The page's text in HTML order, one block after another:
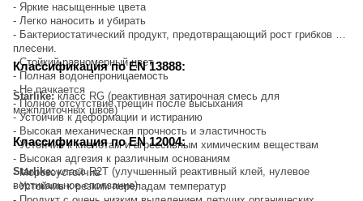
- Яркие насыщенные цвета
- Легко наносить и убирать
- Бактериостатический продукт, предотвращающий рост грибков и
плесени.
- Стойкий равномерный цвет
- Полная водонепроницаемость
- Не пачкается
- Полное отсутствие трещин после высыхания
- Устойчив к деформации и истиранию
- Высокая механическая прочность и эластичность
- Устойчив к кислотам и агрессивным химическим веществам
- Высокая адгезия к различным основаниям
- Морозоустойчив
- Устойчив к резким перепадам температур
Классификация по EN 13888:
Starlike:класс RG (реактивная затирочная смесь для
межплиточных швов)
Классификация по EN 12004:
Starlike:класс R2T (улучшенный реактивный клей, нулевое
вертикальное сползание)